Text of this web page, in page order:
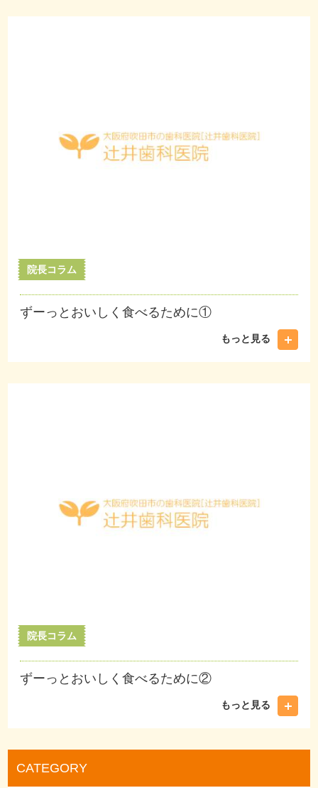
院長コラム
ずーっとおいしく食べるために①
もっと見る
院長コラム
ずーっとおいしく食べるために②
もっと見る
CATEGORY